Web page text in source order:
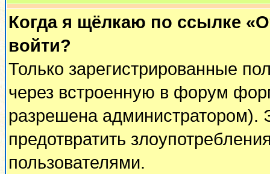
Когда я щёлкаю по ссылке
войти?
Только зарегистрированные
через встроенную в форум
разрешена администратором).
предотвратить
пользователями.